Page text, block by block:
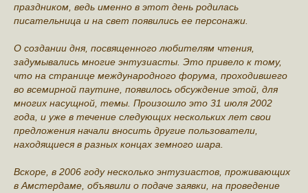
праздником, ведь именно в этот день родилась
писательница и на свет появились ее персонажи.
О создании дня, посвященного любителям чтения,
задумывались многие энтузиасты. Это привело к тому,
что на странице международного форума, проходившего
во всемирной паутине, появилось обсуждение этой, для
многих насущной, темы. Произошло это 31 июля 2002
года, и уже в течение следующих нескольких лет свои
предложения начали вносить другие пользователи,
находящиеся в разных концах земного шара.
Вскоре, в 2006 году несколько энтузиастов, проживающих
в Амстердаме, объявили о подаче заявки, на проведение